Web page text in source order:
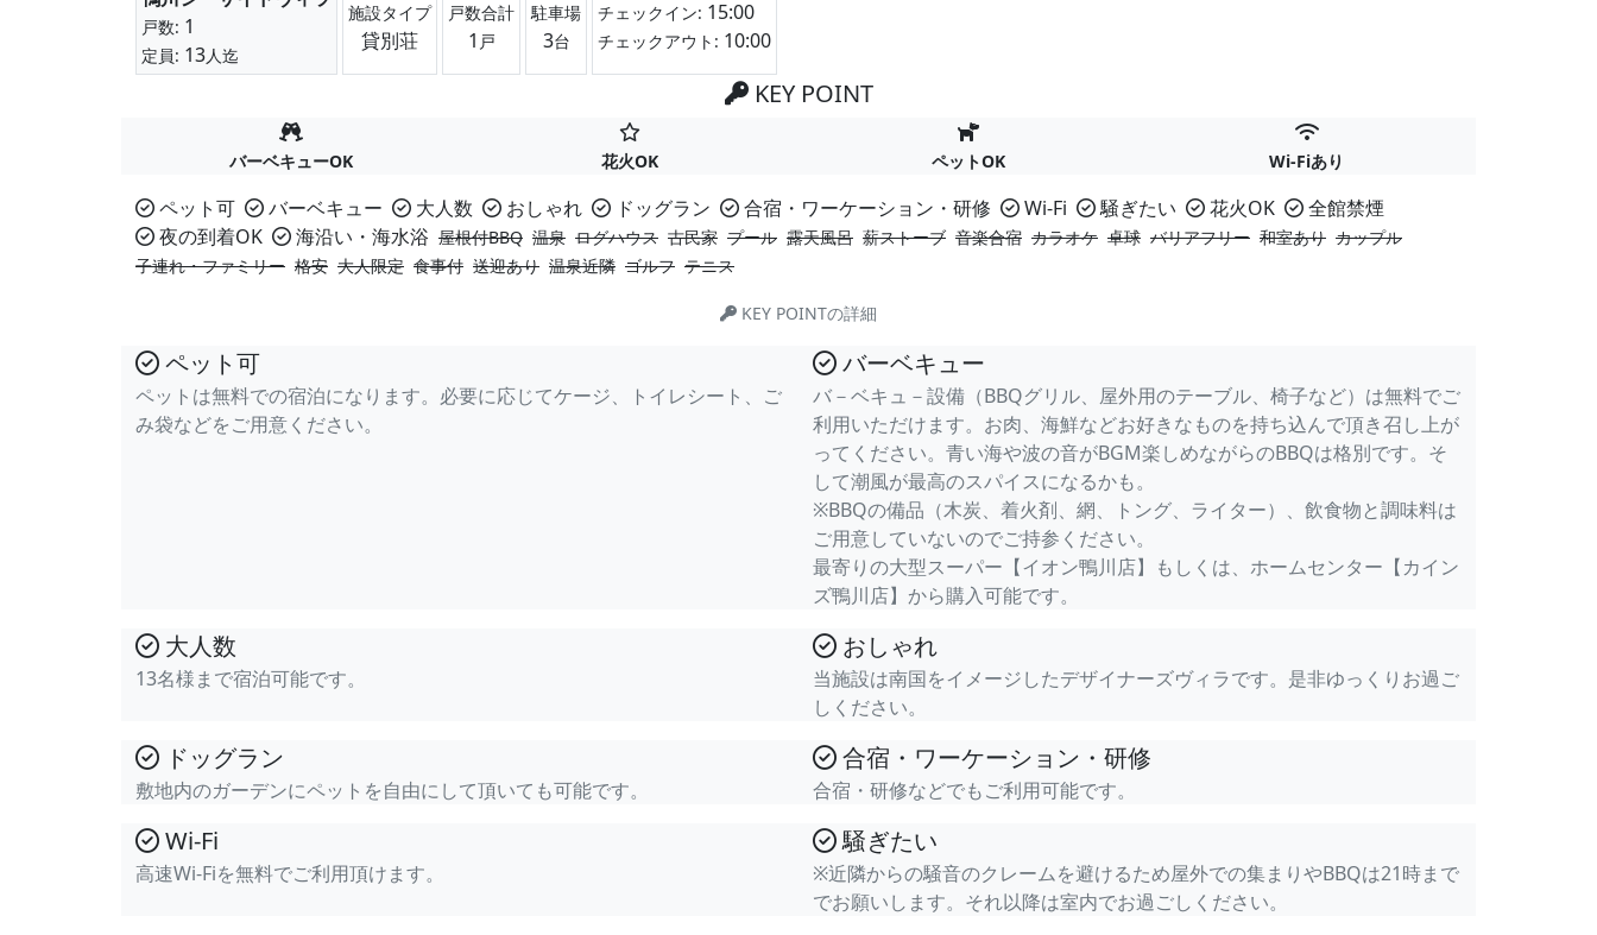
戸数: 1
定員: 13人迄
施設タイプ
貸別荘
戸数合計
1 戸
駐車場
3台
チェックイン: 15:00
チェックアウト: 10:00
KEY POINT
バーベキューOK 花火OK ペットOK Wi-Fiあり
ペット可 バーベキュー 大人数 おしゃれ ドッグラン 合宿・ワーケーション・研修 Wi-Fi 騒ぎたい 花火OK
全館禁煙
夜の到着OK
海沿い・海水浴 屋根付BBQ 温泉 ログハウス 古民家 プール 露天風呂 薪ストーブ 音楽合宿 カラオケ 卓球 バリアフリー 和室あり カップル
子連れ・ファミリー 格安 大人限定 食事付 送迎あり 温泉近隣 ゴルフ テニス
KEY POINTの詳細
ペット可
ペットは無料での宿泊になります。必要に応じてケージ、トイレシート、ご
み袋などをご用意ください。
バーベキュー
バ－ベキュ－設備（BBQグリル、屋外用のテーブル、椅子など）は無料でご
利用いただけます。お肉、海鮮などお好きなものを持ち込んで頂き召し上が
ってください。青い海や波の音がBGM楽しめながらのBBQは格別です。そ
して潮風が最高のスパイスになるかも。
※BBQの備品（木炭、着火剤、網、トング、ライター）、飲食物と調味料は
ご用意していないのでご持参ください。
最寄りの大型スーパー【イオン鴨川店】もしくは、ホームセンター【カイン
ズ鴨川店】から購入可能です。
大人数
13名様まで宿泊可能です。
おしゃれ
当施設は南国をイメージしたデザイナーズヴィラです。是非ゆっくりお過ご
しください。
ドッグラン
敷地内のガーデンにペットを自由にして頂いても可能です。
合宿・ワーケーション・研修
合宿・研修などでもご利用可能です。
Wi-Fi
高速Wi-Fiを無料でご利用頂けます。
騒ぎたい
※近隣からの騒音のクレームを避けるため屋外での集まりやBBQは21時まで
でお願いします。それ以降は室内でお過ごしください。